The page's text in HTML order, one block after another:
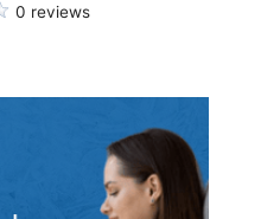
0 reviews